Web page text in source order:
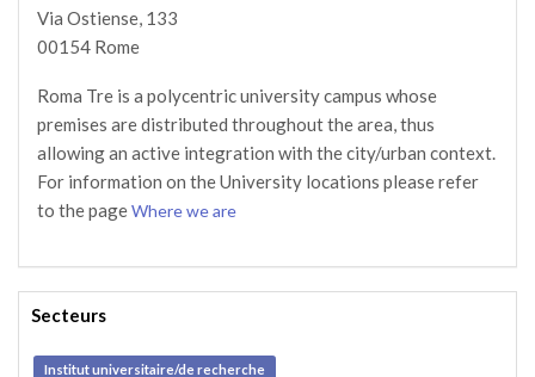
Début:8th August 2026
Fin:8th August 2026
Fundamentals of Preventing Violent Extremism and
Radicalization that Lead to Terrorism
Début:8th August 2026
Fin:8th August 2026
Days / 8 Nights)
Début:8th August 2026
Via Ostiense, 133
00154 Rome
Roma Tre is a polycentric university campus whose
premises are distributed throughout the area, thus
allowing an active integration with the city/urban context.
For information on the University locations please refer
to the pageLink
#identifier__188294-
1
Where we are
Secteurs
Institut universitaire/de recherche